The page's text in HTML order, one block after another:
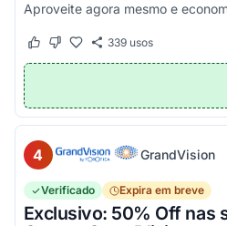
Aproveite agora mesmo e
Este cupom funcionou
Este cupom não funcionou
339usos
4 GrandVision
Verificado Expira em breve
Exclusivo: 50% Off nas